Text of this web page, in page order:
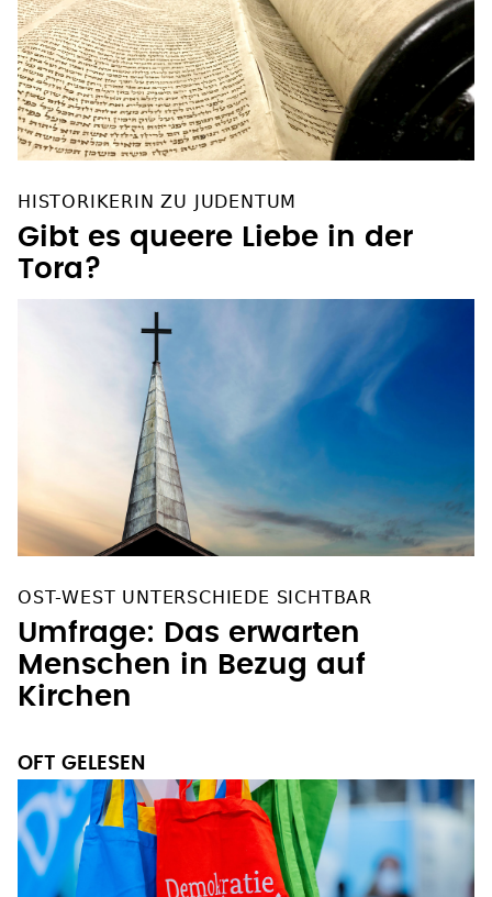
HISTORIKERIN ZU JUDENTUM
Gibt es queere Liebe in der
Tora?
OST-WEST UNTERSCHIEDE SICHTBAR
Umfrage: Das erwarten
Menschen in Bezug auf
Kirchen
OFT GELESEN